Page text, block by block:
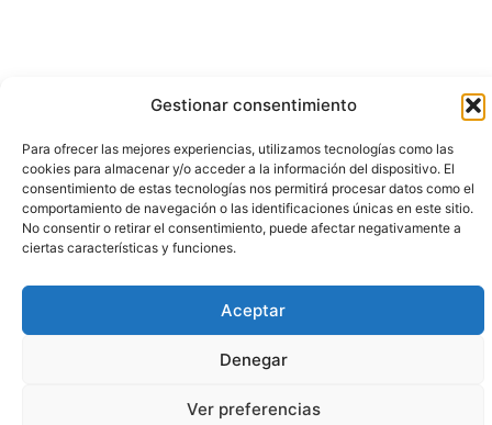
Gestionar consentimiento
Para ofrecer las mejores experiencias, utilizamos tecnologías como las
cookies para almacenar y/o acceder a la información del dispositivo. El
consentimiento de estas tecnologías nos permitirá procesar datos como el
comportamiento de navegación o las identificaciones únicas en este sitio.
No consentir o retirar el consentimiento, puede afectar negativamente a
ciertas características y funciones.
Aceptar
Denegar
Ver preferencias